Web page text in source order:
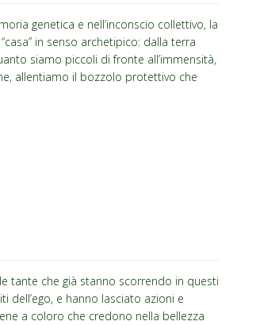
genetica e nell’inconscio collettivo, la
in senso archetipico: dalla terra
siamo piccoli di fronte all’immensità,
allentiamo il bozzolo protettivo che
tante che già stanno scorrendo in questi
e hanno lasciato azioni e
a coloro che credono nella bellezza